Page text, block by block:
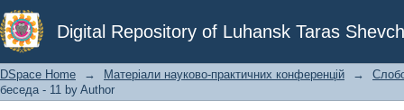
Digital Repository of Luhansk Taras
Browsing Слобожанська беседа - 11
DSpace Home → Матеріали науково-практичних конференцій →
беседа - 11 by Author